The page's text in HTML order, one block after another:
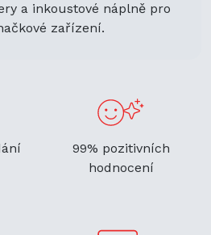
a inkoustové náplně pro
zařízení.
99% pozitivních
hodnocení